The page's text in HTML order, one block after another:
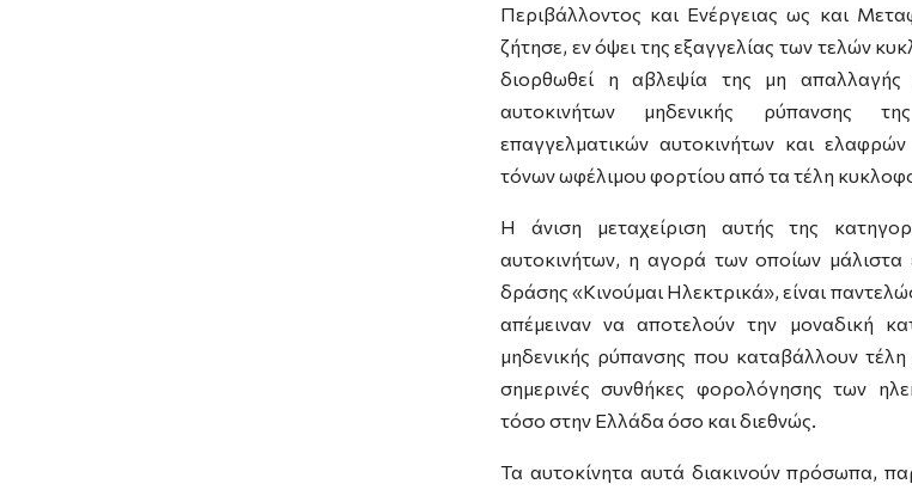
Περιβάλλοντος και Ενέργειας ως και
ζήτησε, εν όψει της εξαγγελίας των τελών
διορθωθεί η αβλεψία της μη απαλλαγής
αυτοκινήτων μηδενικής ρύπανσης
επαγγελματικών αυτοκινήτων και
τόνων ωφέλιμου φορτίου από τα τέλη
Η άνιση μεταχείριση αυτής της
αυτοκινήτων, η αγορά των οποίων μάλιστα
δράσης «Κινούμαι Ηλεκτρικά», είναι
απέμειναν να αποτελούν την μοναδική
μηδενικής ρύπανσης που καταβάλλουν
σημερινές συνθήκες φορολόγησης των
τόσο στην Ελλάδα όσο και διεθνώς.
Τα αυτοκίνητα αυτά διακινούν πρόσωπα,